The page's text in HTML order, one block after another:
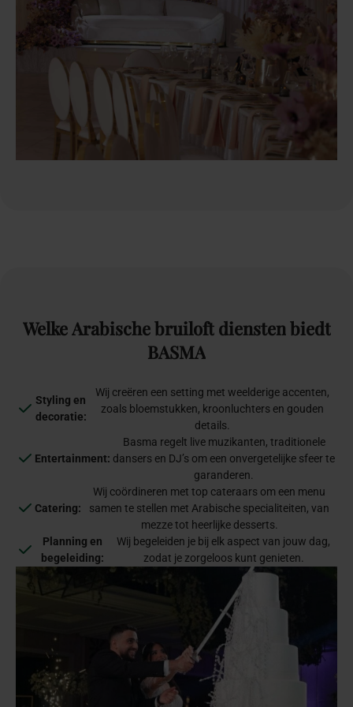
WelkeArabischebruiloft dienstenbiedt
BASMA
Styling en
decoratie:
Wij creëren een setting met weelderige accenten,
zoals bloemstukken, kroonluchters en gouden
details.
Entertainment:
Basma regelt live muzikanten, traditionele
dansers en DJ’s om een onvergetelijke sfeer te
garanderen.
Catering:
Wij coördineren met top cateraars om een menu
samen te stellen met Arabische specialiteiten, van
mezze tot heerlijke desserts.
Planning en
begeleiding:
Wij begeleiden je bij elk aspect van jouw dag,
zodat je zorgeloos kunt genieten.